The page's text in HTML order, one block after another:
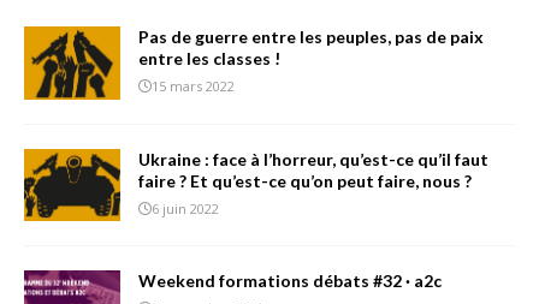
Pas de guerre entre les peuples, pas de paix
entre les classes !
15 mars 2022
Ukraine : face à l’horreur, qu’est-ce qu’il faut
faire ? Et qu’est-ce qu’on peut faire, nous ?
6 juin 2022
Weekend formations débats #32 · a2c